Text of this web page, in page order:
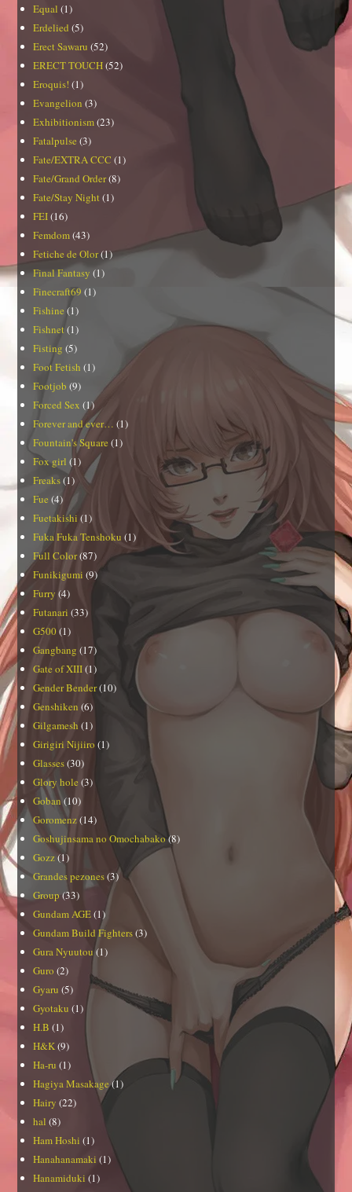
Equal (1)
Erdelied (5)
Erect Sawaru (52)
ERECT TOUCH(52)
Eroquis! (1)
Evangelion (3)
Exhibitionism (23)
Fatalpulse (3)
Fate/EXTRA CCC (1)
Fate/Grand Order(8)
Fate/Stay Night (1)
FEI(16)
Femdom (43)
Fetiche de Olor(1)
Final Fantasy (1)
Finecraft69 (1)
Fishine (1)
Fishnet (1)
Fisting (5)
Foot Fetish (1)
Footjob (9)
Forced Sex (1)
Forever and ever… (1)
Fountain's Square (1)
Fox girl (1)
Freaks(1)
Fue (4)
Fuetakishi (1)
Fuka Fuka Tenshoku (1)
Full Color(87)
Funikigumi (9)
Furry (4)
Futanari (33)
G500 (1)
Gangbang (17)
Gate of XIII(1)
Gender Bender(10)
Genshiken (6)
Gilgamesh (1)
Girigiri Nijiiro (1)
Glasses(30)
Glory hole (3)
Goban(10)
Goromenz(14)
Goshujinsama no Omochabako(8)
Gozz(1)
Grandes pezones(3)
Group(33)
Gundam AGE(1)
Gundam Build Fighters(3)
Gura Nyuutou(1)
Guro (2)
Gyaru (5)
Gyotaku (1)
H.B (1)
H&K(9)
Ha-ru (1)
Hagiya Masakage(1)
Hairy (22)
hal (8)
Ham Hoshi (1)
Hanahanamaki (1)
Hanamiduki (1)